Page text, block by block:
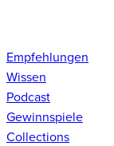
Empfehlungen
Wissen
Podcast
Gewinnspiele
Collections